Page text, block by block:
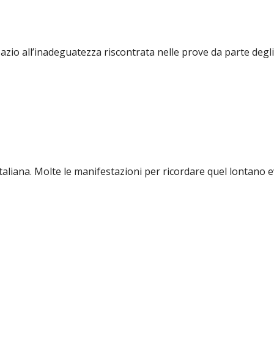
all’inadeguatezza riscontrata nelle prove da parte
Molte le manifestazioni per ricordare quel lontano